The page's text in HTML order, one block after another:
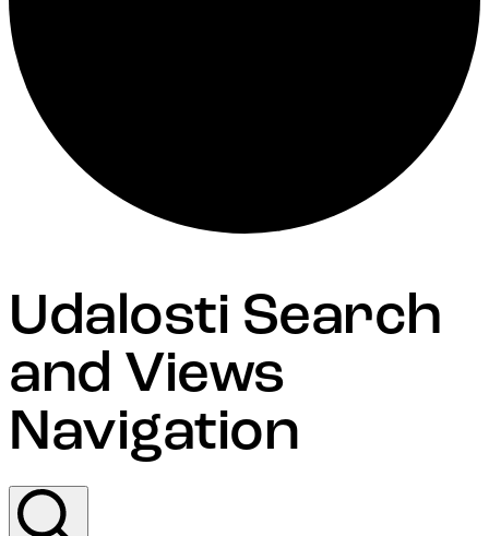
Udalosti Search
and Views
Navigation